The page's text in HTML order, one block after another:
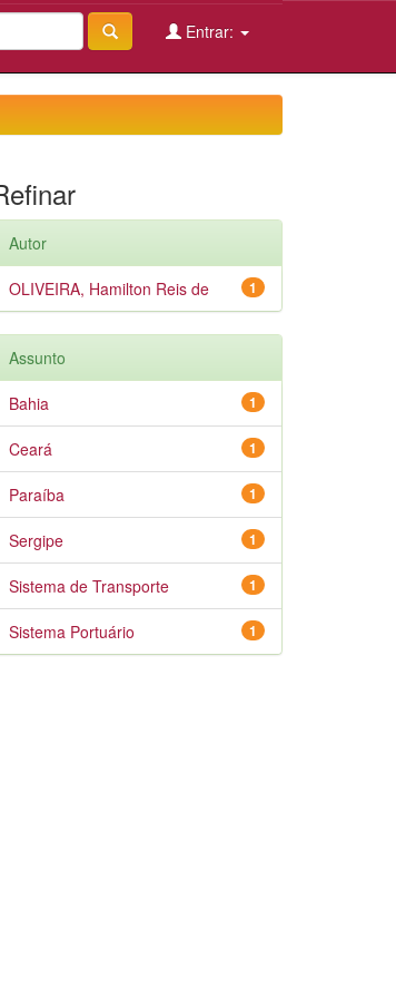
Entrar:
Autor
1
OLIVEIRA, Hamilton Reis de
Assunto
1
Bahia
1
Ceará
1
Paraíba
1
Sergipe
1
Sistema de Transporte
1
Sistema Portuário